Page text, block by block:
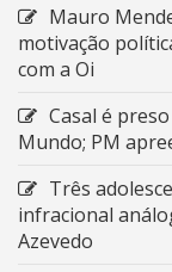
Mauro
motivação
com a Oi
Casal é
Mundo; PM
Três
infracional
Azevedo